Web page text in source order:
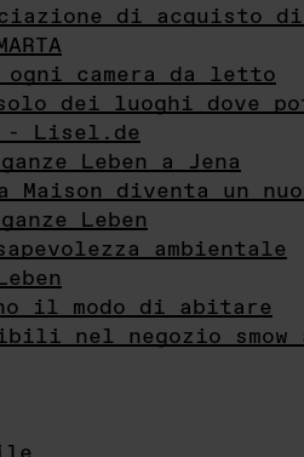
di acquisto di
ogni camera da letto
solo dei luoghi dove
- Lisel.de
Leben a Jena
Maison diventa un
Leben
ambientale
il modo di abitare
nel negozio smow